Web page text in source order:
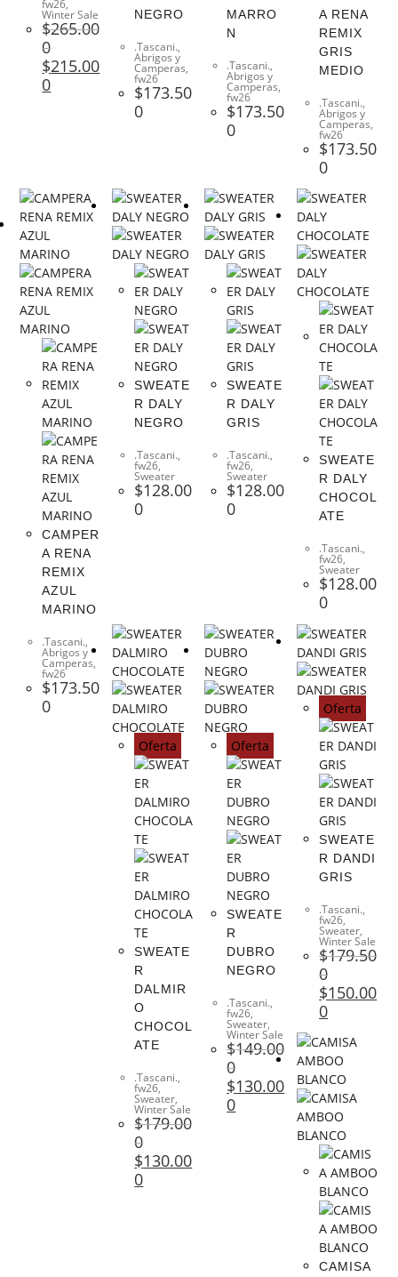
fw26,
Winter Sale
$265.00
0
$215.00
0
NEGRO
.Tascani.,
Abrigos y
Camperas,
fw26
$173.50
0
MARRO
N
.Tascani.,
Abrigos y
Camperas,
fw26
$173.50
0
A RENA
REMIX
GRIS
MEDIO
.Tascani.,
Abrigos y
Camperas,
fw26
$173.50
0
CAMPER
A RENA
REMIX
AZUL
MARINO
.Tascani.,
Abrigos y
Camperas,
fw26
$173.50
0
SWEATE
R DALY
NEGRO
.Tascani.,
fw26,
Sweater
$128.00
0
SWEATE
R DALY
GRIS
.Tascani.,
fw26,
Sweater
$128.00
0
SWEATE
R DALY
CHOCOL
ATE
.Tascani.,
fw26,
Sweater
$128.00
0
Oferta
SWEATE
R
DALMIR
O
CHOCOL
ATE
.Tascani.,
fw26,
Sweater,
Winter Sale
$179.00
0
$130.00
0
Oferta
SWEATE
R
DUBRO
NEGRO
.Tascani.,
fw26,
Sweater,
Winter Sale
$149.00
0
$130.00
0
Oferta
SWEATE
R DANDI
GRIS
.Tascani.,
fw26,
Sweater,
Winter Sale
$179.50
0
$150.00
0
CAMISA